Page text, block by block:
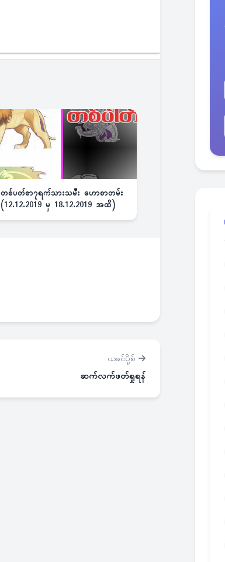
တစ်ပတ်စာ၇ရက်သားသမီး ဟောစာတမ်း
(12.12.2019 မှ 18.12.2019 အထိ)
ယခင်ပို့စ်
ဆက်လက်ဖတ်ရှုရန်